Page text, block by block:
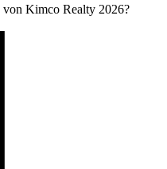
Kimco Realty 2026?